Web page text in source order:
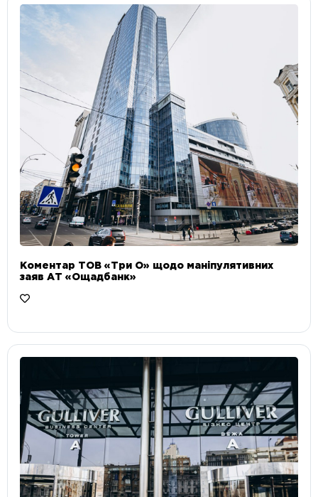
Коментар ТОВ «Три О» щодо маніпулятивних
заяв АТ «Ощадбанк»